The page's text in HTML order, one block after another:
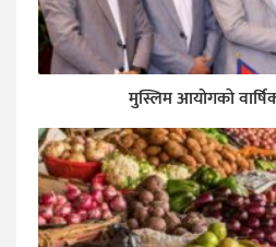
मुस्लिम आयोगकाे